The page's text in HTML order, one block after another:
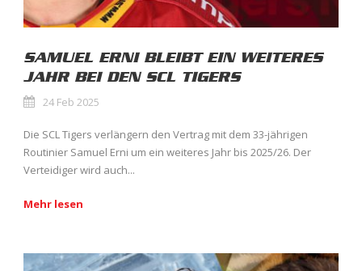
SAMUEL ERNI BLEIBT EIN WEITERES
JAHR BEI DEN SCL TIGERS
24 Feb 2025
Die SCL Tigers verlängern den Vertrag mit dem 33-jährigen
Routinier Samuel Erni um ein weiteres Jahr bis 2025/26. Der
Verteidiger wird auch...
Mehr lesen